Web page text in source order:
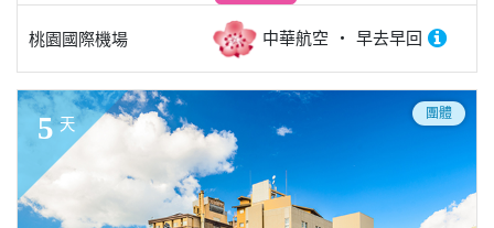
桃園國際機場 中華航空 早去早回
5 天
團體